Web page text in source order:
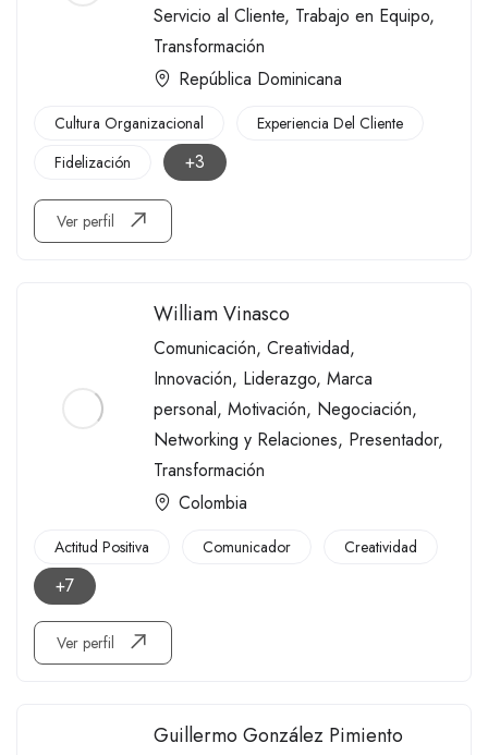
Servicio al Cliente, Trabajo en Equipo,
Transformación
República Dominicana
Cultura Organizacional
Experiencia Del Cliente
Fidelización
+3
Ver perfil
William Vinasco
Comunicación, Creatividad,
Innovación, Liderazgo, Marca
personal, Motivación, Negociación,
Networking y Relaciones, Presentador,
Transformación
Colombia
Actitud Positiva Comunicador Creatividad
+7
Ver perfil
Guillermo González Pimiento